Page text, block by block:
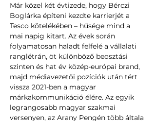
Már közel két évtizede, hogy Bérczi
Boglárka építeni kezdte karrierjét a
Tesco kötelékében – hűsége mind a
mai napig kitart. Az évek során
folyamatosan haladt felfelé a vállalati
ranglétrán, öt különböző beosztási
szinten és hat év közép-európai brand,
majd médiavezetői pozíciók után tért
vissza 2021-ben a magyar
márkakommunikáció élére. Az egyik
legrangosabb magyar szakmai
versenyen, az Arany Pengén több általa